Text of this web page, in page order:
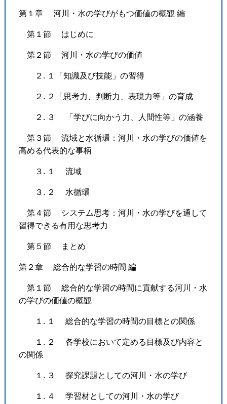
第１章 河川・水の学びがもつ価値の概観 編
第１節 はじめに
第２節 河川・水の学びの価値
２. １「知識及び技能」の習得
２. ２「思考力、判断力、表現力等」の育成
２. ３ 「学びに向かう力、人間性等」の涵養
第３節 流域と水循環：河川・水の学びの価値を
高める代表的な事柄
３. １ 流域
３. ２ 水循環
第４節 システム思考：河川・水の学びを通して
習得できる有用な思考力
第５節 まとめ
第２章 総合的な学習の時間 編
第１節 総合的な学習の時間に貢献する河川・水
の学びの価値の概観
１. １ 総合的な学習の時間の目標との関係
１. ２ 各学校において定める目標及び内容と
の関係
１. ３ 探究課題としての河川・水の学び
１. ４ 学習材としての河川・水の学び